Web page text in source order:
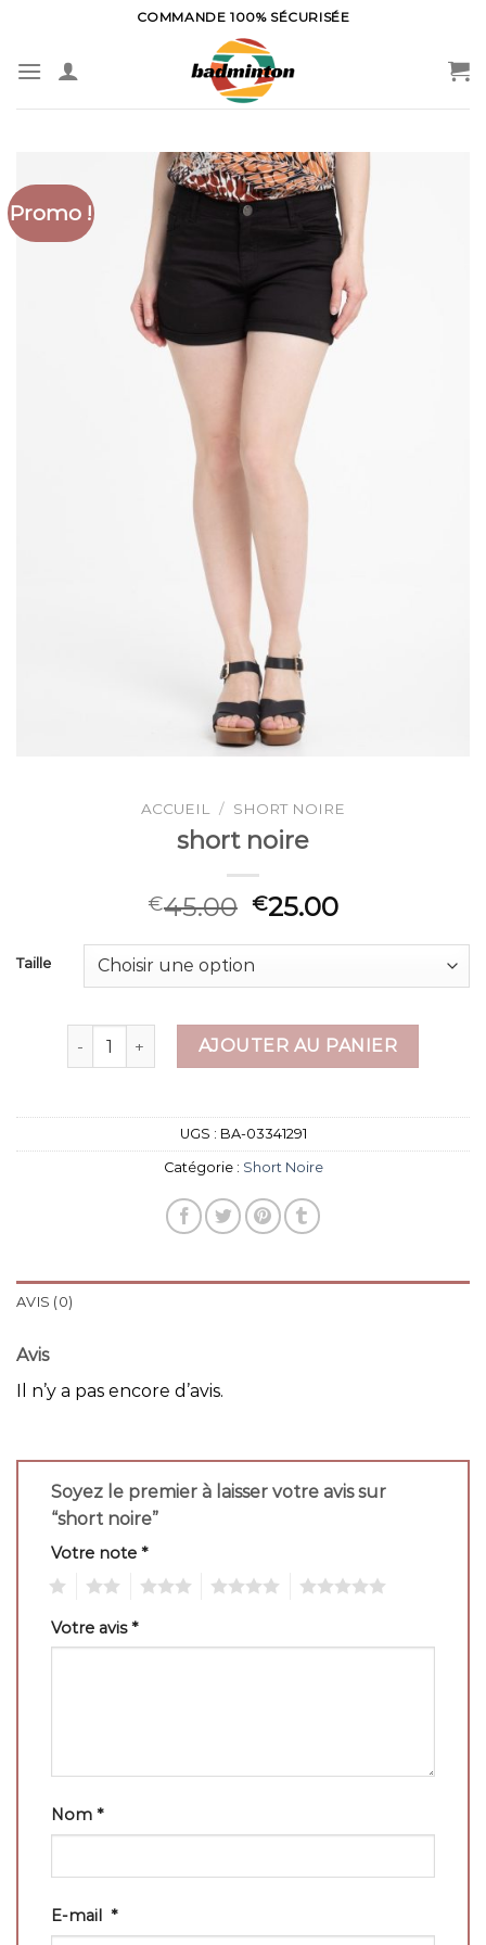
content
COMMANDE 100% SÉCURISÉE
Promo !
ACCUEIL / SHORT NOIRE
short noire
€45.00 €25.00
Taille
quantité de short noireAJOUTER AU PANIER
UGS : BA-03341291
Catégorie : Short Noire
AVIS (0)
Avis
Il n’y a pas encore d’avis.
Soyez le premier à laisser votre avis sur
“short noire”
Votre note *
Votre avis*
Nom *
E-mail *